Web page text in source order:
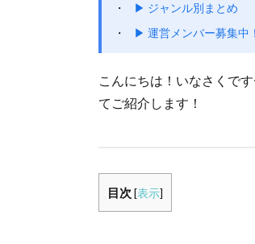
▶ ジャンル別まとめ
▶ 運営メンバー募集中！
こんにちは！いなさくで
てご紹介します！
目次 [表示]